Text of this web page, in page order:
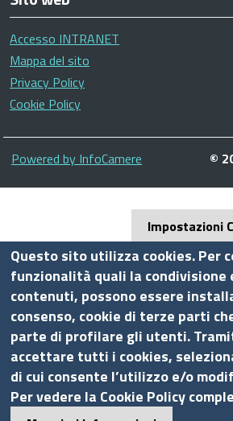
Accesso INTRANET
Mappa del sito
Privacy Policy
Cookie Policy
Piè
di
Powered by InfoCamere ©
Impostazioni
Questo sito utilizza cookies. Per
funzionalità quali la condivisione
contenuti, possono essere
consenso, cookie di terze parti
parte di profilare gli utenti.
accettare tutti i cookies,
di cui consente l’utilizzo e/o
Per vedere la Cookie Policy